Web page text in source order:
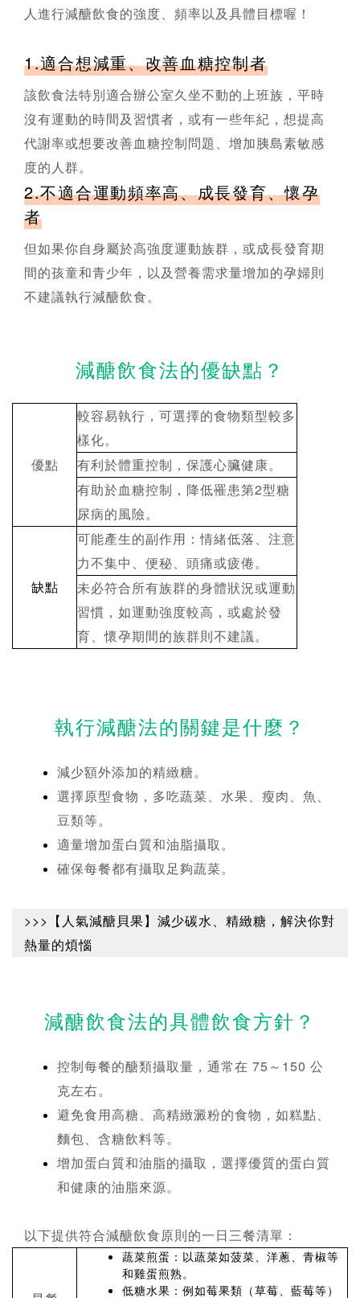
人進行減醣飲食的強度、頻率以及具體目標喔！
1.適合想減重、改善血糖控制者
該飲食法特別適合辦公室久坐不動的上班族，平時
沒有運動的時間及習慣者，或有一些年紀，想提高
代謝率或想要改善血糖控制問題、增加胰島素敏感
度的人群。
2.不適合運動頻率高、成長發育、懷孕
者
但如果你自身屬於高強度運動族群，或成長發育期
間的孩童和青少年，以及營養需求量增加的孕婦則
不建議執行減醣飲食。
減醣飲食法的優缺點？
優點
較容易執行，可選擇的食物類型較多
樣化。
有利於體重控制，保護心臟健康。
有助於血糖控制，降低罹患第2型糖
尿病的風險。
缺點
可能產生的副作用：情緒低落、注意
力不集中、便秘、頭痛或疲倦。
未必符合所有族群的身體狀況或運動
習慣，如運動強度較高，或處於發
育、懷孕期間的族群則不建議。
執行減醣法的關鍵是什麼？
減少額外添加的精緻糖。
選擇原型食物，多吃蔬菜、水果、瘦肉、魚、
豆類等。
適量增加蛋白質和油脂攝取。
確保每餐都有攝取足夠蔬菜。
>>>【人氣減醣貝果】減少碳水、精緻糖，解決你對
熱量的煩惱
減醣飲食法的具體飲食方針？
控制每餐的醣類攝取量，通常在 75～150 公
克左右。
避免食用高糖、高精緻澱粉的食物，如糕點、
麵包、含糖飲料等。
增加蛋白質和油脂的攝取，選擇優質的蛋白質
和健康的油脂來源。
以下提供符合減醣飲食原則的一日三餐清單：
蔬菜煎蛋：以蔬菜如菠菜、洋蔥、青椒等
和雞蛋煎熟。
低糖水果：例如莓果類（草莓、藍莓等）